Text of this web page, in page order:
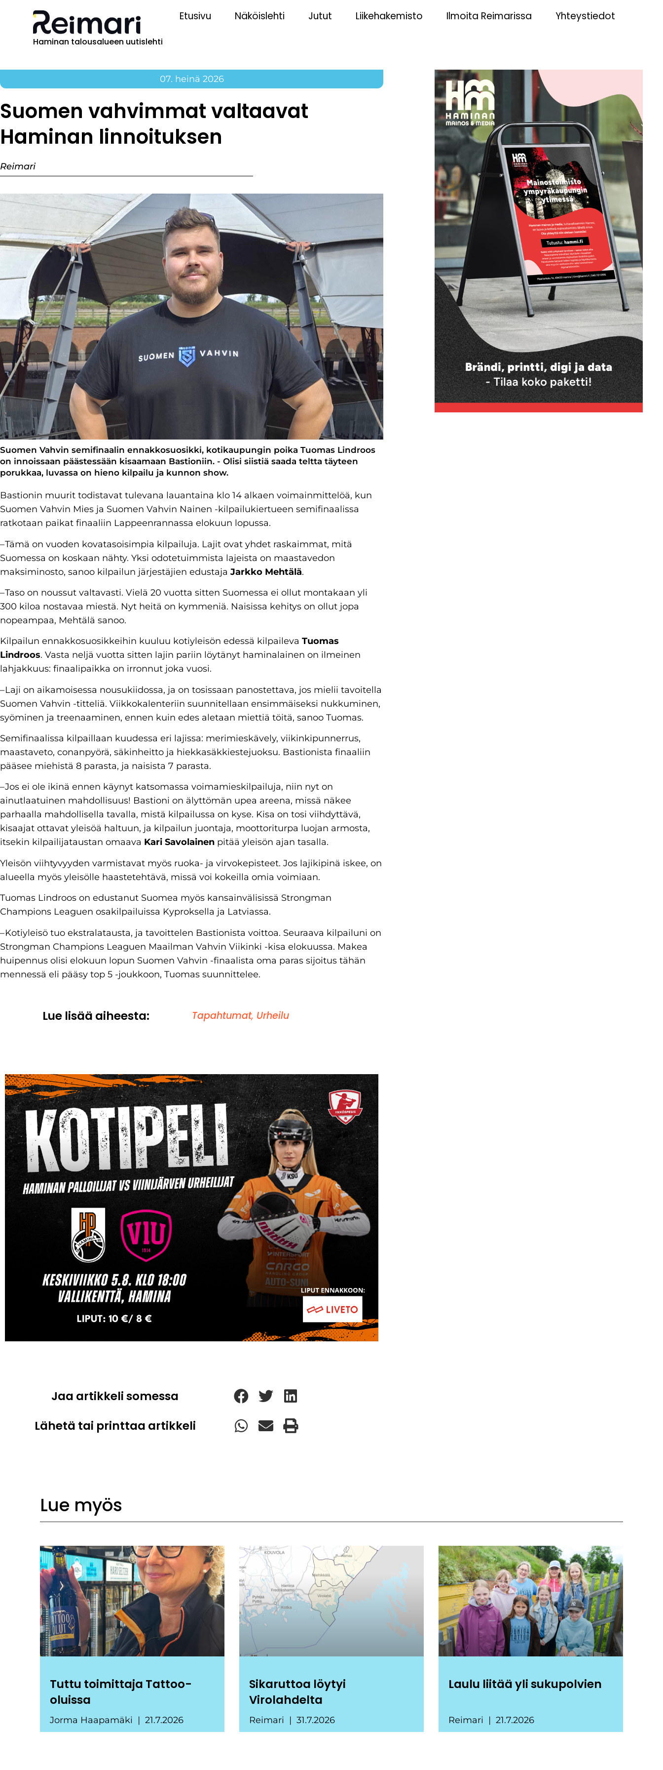
Haminan talousalueen uutislehti
Etusivu Näköislehti Jutut Liikehakemisto Ilmoita Reimarissa Yhteystiedot
07. heinä 2026
Suomen vahvimmat valtaavat
Haminan linnoituksen
Reimari
Suomen Vahvin semifinaalin ennakkosuosikki, kotikaupungin poika Tuomas Lindroos
on innoissaan päästessään kisaamaan Bastioniin. - Olisi siistiä saada teltta täyteen
porukkaa, luvassa on hieno kilpailu ja kunnon show.
Bastionin muurit todistavat tulevana lauantaina klo 14 alkaen voimainmittelöä, kun
Suomen Vahvin Mies ja Suomen Vahvin Nainen -kilpailukiertueen semifinaalissa
ratkotaan paikat finaaliin Lappeenrannassa elokuun lopussa.
– Tämä on vuoden kovatasoisimpia kilpailuja. Lajit ovat yhdet raskaimmat, mitä
Suomessa on koskaan nähty. Yksi odotetuimmista lajeista on maastavedon
maksiminosto, sanoo kilpailun järjestäjien edustajaJarkko Mehtälä.
– Taso on noussut valtavasti. Vielä 20 vuotta sitten Suomessa ei ollut montakaan yli
300 kiloa nostavaa miestä. Nyt heitä on kymmeniä. Naisissa kehitys on ollut jopa
nopeampaa, Mehtälä sanoo.
Kilpailun ennakkosuosikkeihin kuuluu kotiyleisön edessä kilpaileva Tuomas
Lindroos. Vasta neljä vuotta sitten lajin pariin löytänyt haminalainen on ilmeinen
lahjakkuus: finaalipaikka on irronnut joka vuosi.
– Laji on aikamoisessa nousukiidossa, ja on tosissaan panostettava, jos mielii tavoitella
Suomen Vahvin -titteliä. Viikkokalenteriin suunnitellaan ensimmäiseksi nukkuminen,
syöminen ja treenaaminen, ennen kuin edes aletaan miettiä töitä, sanoo Tuomas.
Semifinaalissa kilpaillaan kuudessa eri lajissa: merimieskävely, viikinkipunnerrus,
maastaveto, conanpyörä, säkinheitto ja hiekkasäkkiestejuoksu. Bastionista finaaliin
pääsee miehistä 8 parasta, ja naisista 7 parasta.
– Jos ei ole ikinä ennen käynyt katsomassa voimamieskilpailuja, niin nyt on
ainutlaatuinen mahdollisuus! Bastioni on älyttömän upea areena, missä näkee
parhaalla mahdollisella tavalla, mistä kilpailussa on kyse. Kisa on tosi viihdyttävä,
kisaajat ottavat yleisöä haltuun, ja kilpailun juontaja, moottoriturpa luojan armosta,
itsekin kilpailijataustan omaava Kari Savolainen pitää yleisön ajan tasalla.
Yleisön viihtyvyyden varmistavat myös ruoka- ja virvokepisteet. Jos lajikipinä iskee, on
alueella myös yleisölle haastetehtävä, missä voi kokeilla omia voimiaan.
Tuomas Lindroos on edustanut Suomea myös kansainvälisissä Strongman
Champions Leaguen osakilpailuissa Kyproksella ja Latviassa.
– Kotiyleisö tuo ekstralatausta, ja tavoittelen Bastionista voittoa. Seuraava kilpailuni on
Strongman Champions Leaguen Maailman Vahvin Viikinki -kisa elokuussa. Makea
huipennus olisi elokuun lopun Suomen Vahvin -finaalista oma paras sijoitus tähän
mennessä eli pääsy top 5 -joukkoon, Tuomas suunnittelee.
Lue lisää aiheesta: Tapahtumat, Urheilu
Jaa artikkeli somessa
Lähetä tai printtaa artikkeli
Lue myös
Tuttu toimittaja Tattoo-
oluissa
Jorma Haapamäki 21.7.2026
Sikaruttoa löytyi
Virolahdelta
Reimari 31.7.2026
Laulu liitää yli sukupolvien
Reimari 21.7.2026